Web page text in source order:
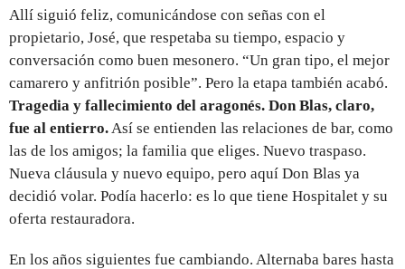
Allí siguió feliz, comunicándose con señas con el
propietario, José, que respetaba su tiempo, espacio y
conversación como buen mesonero. “Un gran tipo, el mejor
camarero y anfitrión posible”. Pero la etapa también acabó.
Tragedia y fallecimiento del aragonés. Don Blas, claro,
fue al entierro.Así se entienden las relaciones de bar, como
las de los amigos; la familia que eliges. Nuevo traspaso.
Nueva cláusula y nuevo equipo, pero aquí Don Blas ya
decidió volar. Podía hacerlo: es lo que tiene Hospitalet y su
oferta restauradora.
En los años siguientes fue cambiando. Alternaba bares hasta